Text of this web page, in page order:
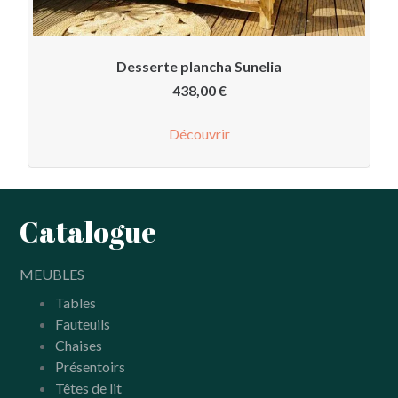
Desserte plancha Sunelia
438,00€
Découvrir
Catalogue
MEUBLES
Tables
Fauteuils
Chaises
Présentoirs
Têtes de lit